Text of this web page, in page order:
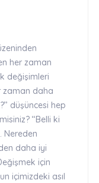
her zaman
değişimleri
zaman daha
düşüncesi hep
‘‘Belli ki
Nereden
daha iyi
için
içimizdeki asıl